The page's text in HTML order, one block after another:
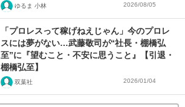
ゆるま 小林 2026/08/05
「プロレスって稼げねえじゃん」今のプロレ
スには夢がない…武藤敬司が“社長・棚橋弘
至”に『望むこと・不安に思うこと』【引退・
棚橋弘至】
双葉社 2026/01/04